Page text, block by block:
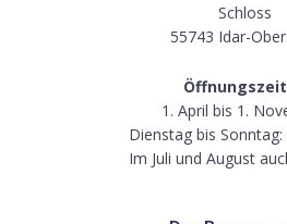
Schloss
55743 Idar-
1. April bis 1.
Dienstag bis
Im Juli und August